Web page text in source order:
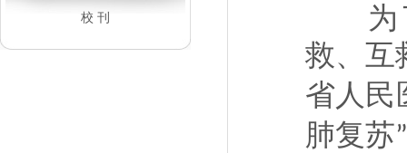
校 刊
救、互
省人民
肺复苏”